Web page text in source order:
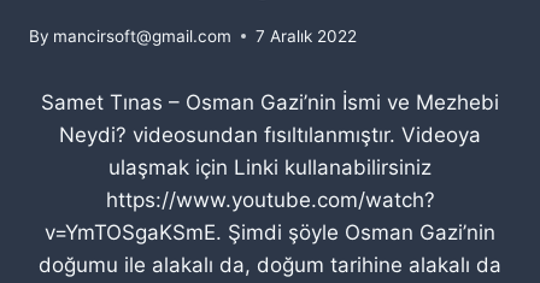
By mancirsoft@gmail.com 7 Aralık 2022
Samet Tınas – Osman Gazi’nin İsmi ve Mezhebi
Neydi? videosundan fısıltılanmıştır. Videoya
ulaşmak için Linki kullanabilirsiniz
https://www.youtube.com/watch?
v=YmTOSgaKSmE. Şimdi şöyle Osman Gazi’nin
doğumu ile alakalı da, doğum tarihine alakalı da